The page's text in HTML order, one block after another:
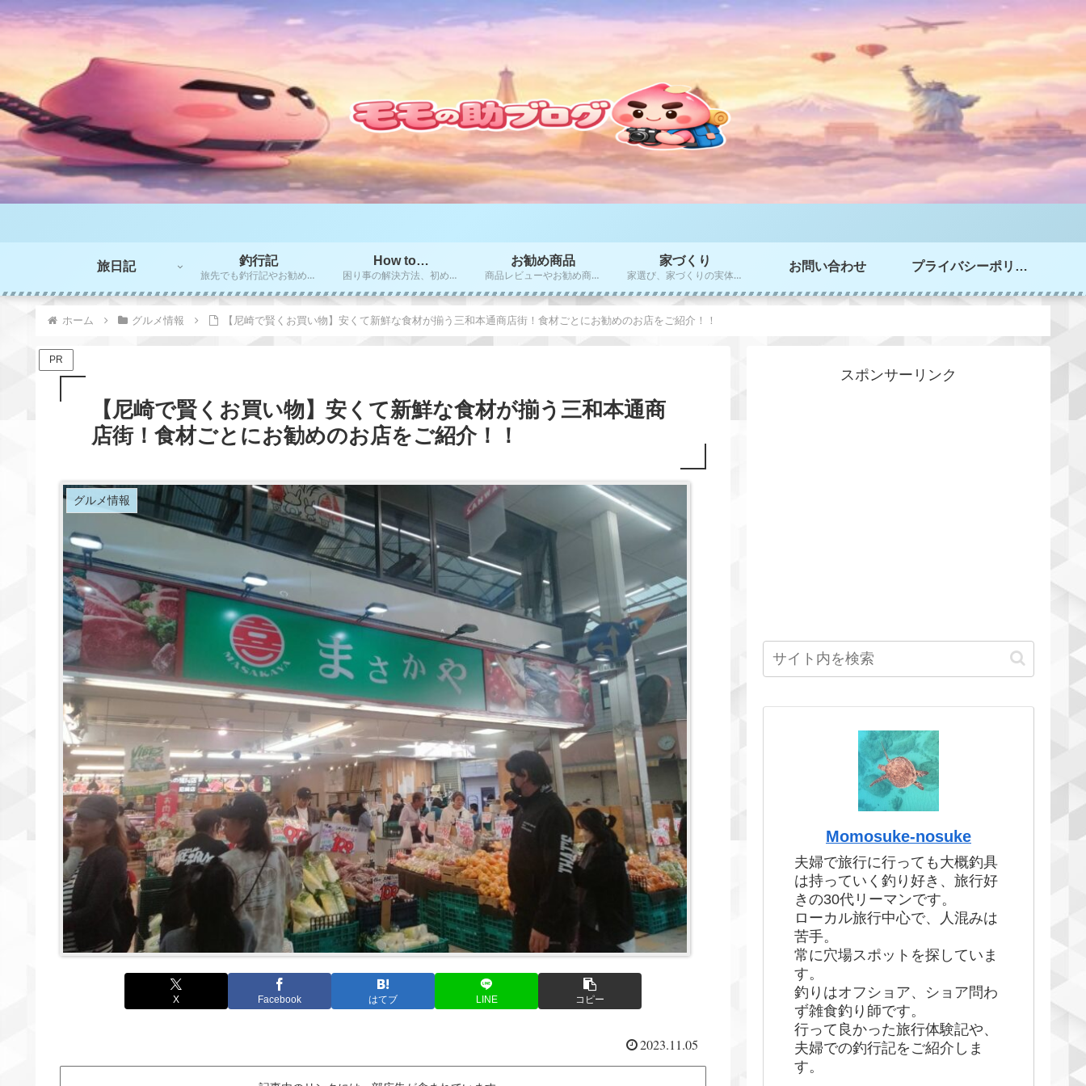
旅日記
釣行記
旅先でも釣行記やお勧めポイントをご紹介！！
How to…
困り事の解決方法、初めての方にお勧めのやり方、秘訣をご紹介！！
お勧め商品
商品レビューやお勧め商品のご紹介
家づくり
家選び、家づくりの実体験情報を掲載
お問い合わせ プライバシーポリシー
ホーム グルメ情報 【尼崎で賢くお買い物】安くて新鮮な食材が揃う三和本通商店街！食材ごとにお勧めのお店をご紹介！！
PR
【尼崎で賢くお買い物】安くて新鮮な食材が揃う三和本通商
店街！食材ごとにお勧めのお店をご紹介！！
グルメ情報
X Facebook はてブ LINE コピー
2023.11.05
スポンサーリンク
Momosuke-nosuke
夫婦で旅行に行っても大概釣具
は持っていく釣り好き、旅行好
きの30代リーマンです。
ローカル旅行中心で、人混みは
苦手。
常に穴場スポットを探していま
す。
釣りはオフショア、ショア問わ
ず雑食釣り師です。
行って良かった旅行体験記や、
夫婦での釣行記をご紹介しま
す。